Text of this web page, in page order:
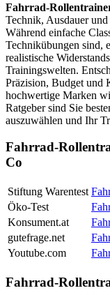
Fahrrad-
Technik, Ausdauer
Während einfache
Technikübungen sind,
realistische
Trainingswelten.
Präzision, Budget und
hochwertige Marken
Ratgeber sind Sie
auszuwählen und Ihr
Fahrrad-
Co
Stiftung Warentest
Öko-Test
Konsument.at
gutefrage.net
Youtube.com
Fahrrad-